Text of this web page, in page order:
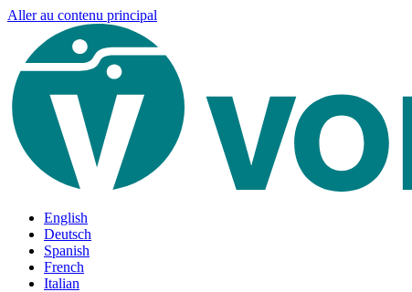
Aller au contenu principal
English
Deutsch
Spanish
French
Italian